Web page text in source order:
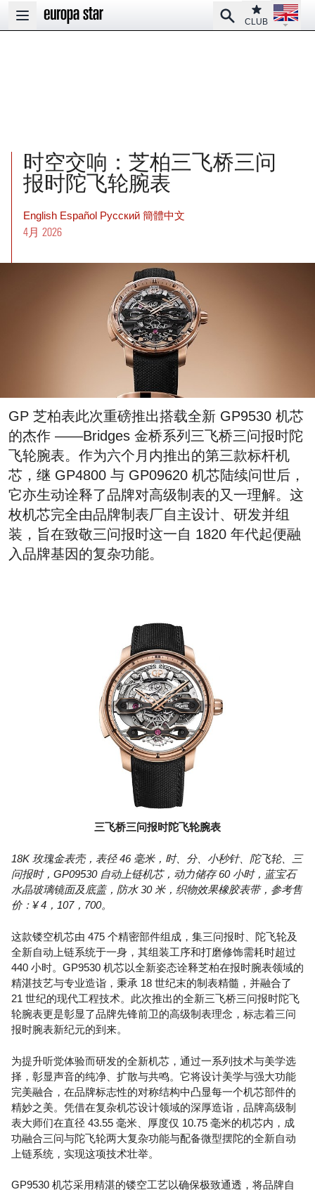
Open main menu
SearchClub
CLUB
Open
时空交响：芝柏三飞桥三问
报时陀飞轮腕表
English Español Pусский 簡體中文
4月 2026
GP 芝柏表此次重磅推出搭载全新 GP9530 机芯
的杰作 ——Bridges 金桥系列三飞桥三问报时陀
飞轮腕表。作为六个月内推出的第三款标杆机
芯，继 GP4800 与 GP09620 机芯陆续问世后，
它亦生动诠释了品牌对高级制表的又一理解。这
枚机芯完全由品牌制表厂自主设计、研发并组
装，旨在致敬三问报时这一自 1820 年代起便融
入品牌基因的复杂功能。
三飞桥三问报时陀飞轮腕表
18K 玫瑰金表壳，表径 46 毫米，时、分、小秒针、陀飞轮、三
问报时，GP09530 自动上链机芯，动力储存 60 小时，蓝宝石
水晶玻璃镜面及底盖，防水 30 米，织物效果橡胶表带，参考售
价：¥ 4，107，700。
这款镂空机芯由 475 个精密部件组成，集三问报时、陀飞轮及
全新自动上链系统于一身，其组装工序和打磨修饰需耗时超过
440 小时。GP9530 机芯以全新姿态诠释芝柏在报时腕表领域的
精湛技艺与专业造诣，秉承 18 世纪末的制表精髓，并融合了
21 世纪的现代工程技术。此次推出的全新三飞桥三问报时陀飞
轮腕表更是彰显了品牌先锋前卫的高级制表理念，标志着三问
报时腕表新纪元的到来。
为提升听觉体验而研发的全新机芯，通过一系列技术与美学选
择，彰显声音的纯净、扩散与共鸣。它将设计美学与强大功能
完美融合，在品牌标志性的对称结构中凸显每一个机芯部件的
精妙之美。凭借在复杂机芯设计领域的深厚造诣，品牌高级制
表大师们在直径 43.55 毫米、厚度仅 10.75 毫米的机芯内，成
功融合三问与陀飞轮两大复杂功能与配备微型摆陀的全新自动
上链系统，实现这项技术壮举。
GP9530 机芯采用精湛的镂空工艺以确保极致通透，将品牌自